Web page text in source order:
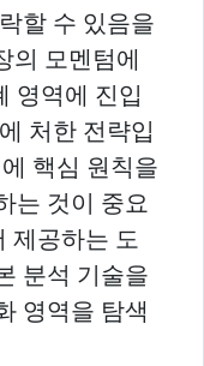
할 수 있음을
의 모멘텀에
영역에 진입
처한 전략입
핵심 원칙을
는 것이 중요
제공하는 도
분석 기술을
영역을 탐색